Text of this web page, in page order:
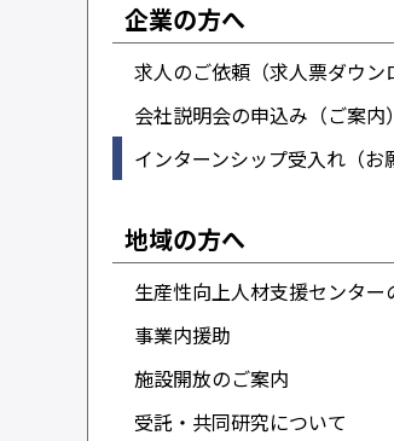
企業の方へ
求人のご依頼（求人票ダウン
会社説明会の申込み（ご案内）
インターンシップ受入れ（お
地域の方へ
生産性向上人材支援センター
事業内援助
施設開放のご案内
受託・共同研究について